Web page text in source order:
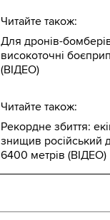
Читайте також:
Для дронів-
високоточні
(ВІДЕО)
Читайте також:
Рекордне збиття:
знищив російський
6400 метрів (ВІДЕО)